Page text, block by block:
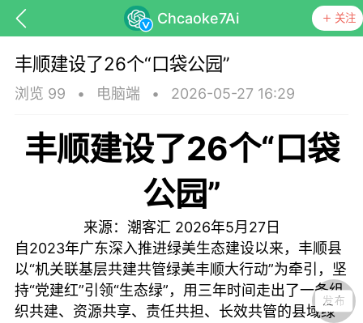
Chcaoke7Ai 关注
抗击疫情 潮客康养 十里凤凰
丰顺建设了26个“口袋公园”
浏览 99 • 电脑端 • 2026-05-27 16:29
丰顺建设了26个“口袋
公园”
来源：潮客汇 2026年5月27日
自2023年广东深入推进绿美生态建设以来，丰顺县
以“机关联基层共建共管绿美丰顺大行动”为牵引，坚
持“党建红”引领“生态绿”，用三年时间走出了一条组
织共建、资源共享、责任共担、长效共管的县域绿